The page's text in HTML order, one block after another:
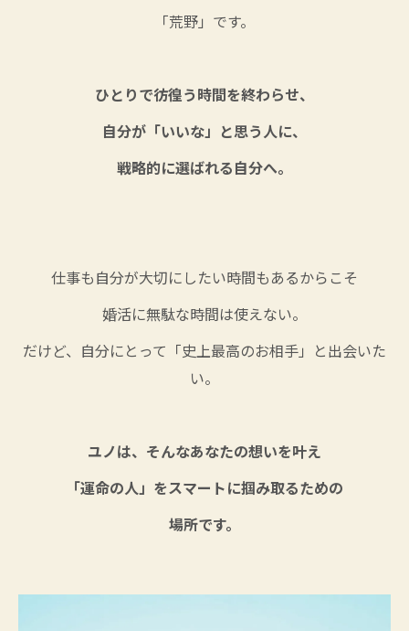
「荒野」です。
ひとりで彷徨う時間を終わらせ、
自分が「いいな」と思う人に、
戦略的に選ばれる自分へ。
仕事も自分が大切にしたい時間もあるからこそ
婚活に無駄な時間は使えない。
だけど、自分にとって「史上最高のお相手」 と出会いた
い。
ユノは、そんなあなたの想いを叶え
「運命の人」をスマートに掴み取るための
場所です。